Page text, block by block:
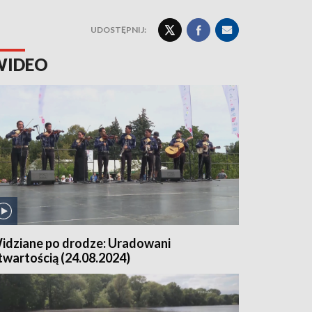
UDOSTĘPNIJ:
po drodze: Uradowani
(24.08.2024)